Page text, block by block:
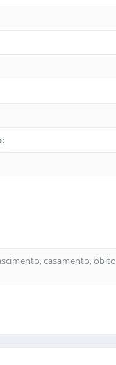
casamento,